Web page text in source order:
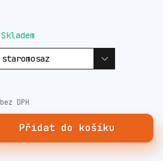
Skladem
bez DPH
Přidat do košíku